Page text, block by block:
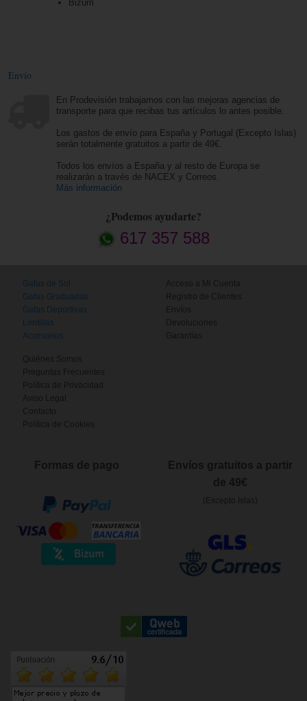
Bizum
Envío
En Prodevisión trabajamos con las mejoras agencias de
transporte para que recibas tus artículos lo antes posible.
Los gastos de envío para España y Portugal (Excepto Islas)
serán totalmente gratuitos a partir de 49€.
Todos los envíos a España y al resto de Europa se
realizarán a través de NACEX y Correos.
Más información
¿Podemos ayudarte?
617 357 588
Gafas de Sol
Gafas Graduadas
Gafas Deportivas
Lentillas
Accesorios
Acceso a Mi Cuenta
Registro de Clientes
Envíos
Devoluciones
Garantías
Quiénes Somos
Preguntas Frecuentes
Política de Privacidad
Aviso Legal
Contacto
Política de Cookies
Formas de pago
Envíos gratuitos a partir
de 49€
(Excepto Islas)